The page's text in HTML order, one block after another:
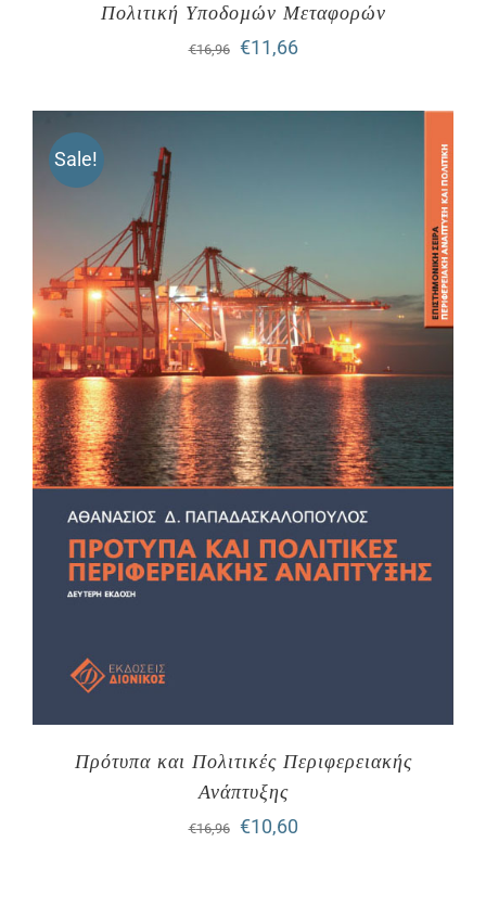
Πολιτική Υποδοµών Μεταφορών
€16,96
Original
€11,66Η
Sale!
Πρότυπα και Πολιτικές Περιφερειακής
Ανάπτυξης
€16,96
Original
€10,60Η